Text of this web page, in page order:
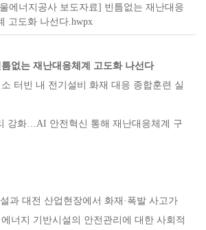
에너지공사 보도자료] 빈틈없는 재난대응
고도화 나선다.hwpx
틈없는 재난대응체계 고도화 나선다
터빈 내 전기설비 화재 대응 종합훈련 실
강화…AI 안전혁신 통해 재난대응체계 구
과 대전 산업현장에서 화재·폭발 사고가
너지 기반시설의 안전관리에 대한 사회적